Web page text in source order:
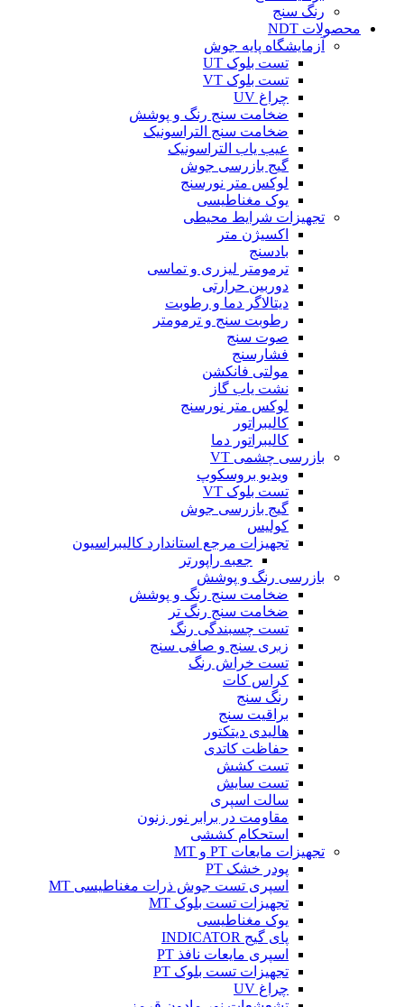
رنگ سنج
محصولات NDT
آزمایشگاه پایه جوش
تست بلوک UT
تست بلوک VT
چراغ UV
ضخامت سنج رنگ و پوشش
ضخامت سنج التراسونیک
عیب یاب التراسونیک
گیج بازرسی جوش
لوکس متر نورسنج
یوک مغناطیسی
تجهیزات شرایط محیطی
اکسیژن متر
بادسنج
ترمومتر لیزری و تماسی
دوربین حرارتی
دیتالاگر دما و رطوبت
رطوبت سنج و ترمومتر
صوت سنج
فشارسنج
مولتی فانکشن
نشت یاب گاز
لوکس متر نورسنج
کالیبراتور
کالیبراتور دما
بازرسی چشمی VT
ویدیو بروسکوپ
تست بلوک VT
گیج بازرسی جوش
کولیس
تجهیزات مرجع استاندارد کالیبراسیون
جعبه راپورتر
بازرسی رنگ و پوشش
ضخامت سنج رنگ و پوشش
ضخامت سنج رنگ تر
تست چسبندگی رنگ
زبری سنج و صافی سنج
تست خراش رنگ
کراس کات
رنگ سنج
براقیت سنج
هالیدی دیتکتور
حفاظت کاتدی
تست کشش
تست سایش
سالت اسپری
مقاومت در برابر نور زنون
استحکام کششی
تجهیزات مایعات PT و MT
پودر خشک PT
اسپری تست جوش ذرات مغناطیسی MT
تجهیزات تست بلوک MT
یوک مغناطیسی
پای گیج INDICATOR
اسپری مایعات نافذ PT
تجهیزات تست بلوک PT
چراغ UV